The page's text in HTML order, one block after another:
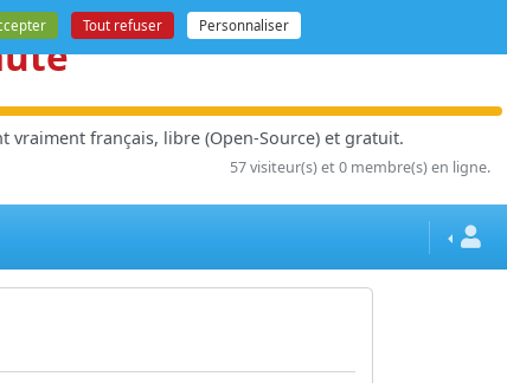
vraiment français, libre (Open-Source) et gratuit.
57 visiteur(s) et 0 membre(s) en ligne.
Tout refuser Personnaliser